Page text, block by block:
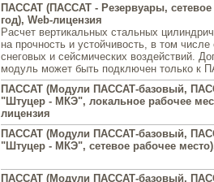
ПАССАТ (ПАССАТ - Резервуары, сетевое
год), Web-лицензия
Расчет вертикальных стальных
на прочность и устойчивость, в том числе
снеговых и сейсмических воздействий.
модуль может быть подключен только к
ПАССАТ (Модули ПАССАТ-базовый,
"Штуцер - МКЭ", локальное рабочее
лицензия
ПАССАТ (Модули ПАССАТ-базовый,
"Штуцер - МКЭ", сетевое рабочее
ПАССАТ (Модули ПАССАТ-базовый,